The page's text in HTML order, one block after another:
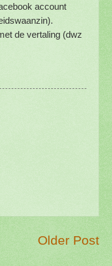
account
de vertaling (dwz
Older Post